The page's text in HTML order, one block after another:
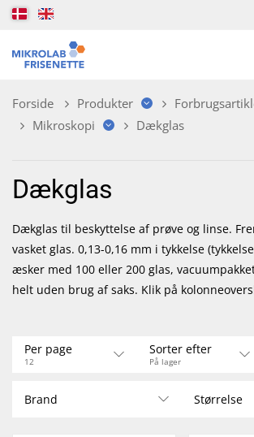
Forside Produkter
Mikroskopi
Dækglas
Dækglas
Dækglas til beskyttelse af prøve og linse.
vasket glas. 0,13-0,16 mm i tykkelse
æsker med 100 eller 200 glas,
helt uden brug af saks. Klik på
Per page
12
Sorter efter
På lager
Brand Størrelse